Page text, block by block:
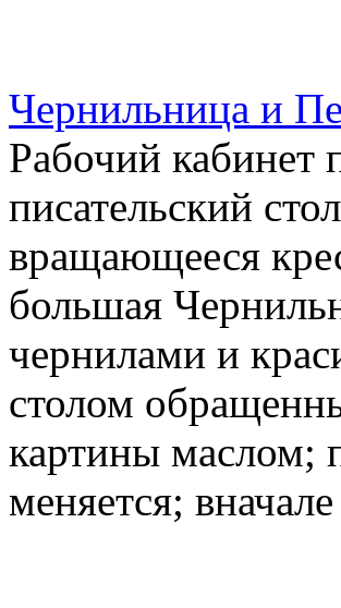
Чернильница и
Рабочий кабинет
писательский
вращающееся
большая
чернилами и
столом
картины маслом;
меняется;